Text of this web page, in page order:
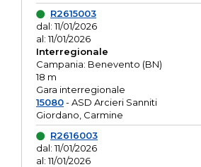
R2615003
dal: 11/01/2026
al: 11/01/2026
Interregionale
Campania: Benevento (BN)
18 m
Gara interregionale
15080- ASD Arcieri Sanniti
Giordano, Carmine
R2616003
dal: 11/01/2026
al: 11/01/2026